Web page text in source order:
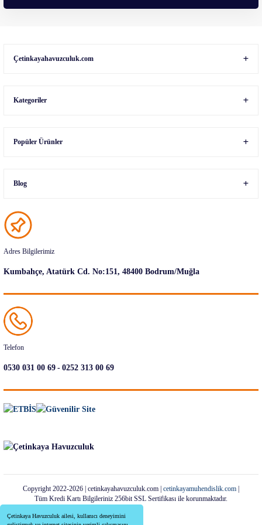
Çetinkaya Havuzculuk ailesi, kullanıcı deneyimini
Çetinkayahavuzculuk.com
Kategoriler
Popüler Ürünler
Blog
Adres Bilgilerimiz
Kumbahçe, Atatürk Cd. No:151, 48400 Bodrum/Muğla
Telefon
0530 031 00 69-0252 313 00 69
Copyright 2022-2026 | cetinkayahavuzculuk.com | cetinkayamuhendislik.com
Tüm Kredi Kartı Bilgileriniz 256bit SSL Sertifikası ile korunmaktadır.